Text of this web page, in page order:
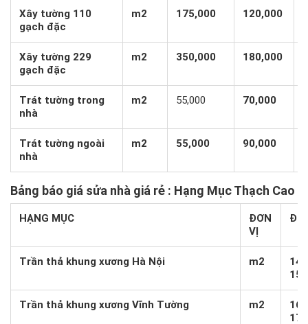
Xây tường 110
gạch đặc
m2 175,000 120,000
Xây tường 229
gạch đặc
m2 350,000 180,000
Trát tường trong
nhà
m2 55,000 70,000
Trát tường ngoài
nhà
m2 55,000 90,000
Bảng báo giá sửa nhà giá rẻ : Hạng Mục Thạch Cao
HẠNG MỤC
ĐƠN
VỊ
Trần thả khung xương Hà Nội m2
Trần thả khung xương Vĩnh Tường m2